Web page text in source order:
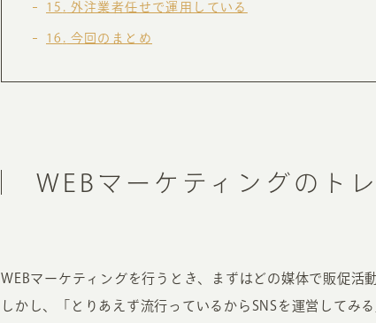
15 外注業者任せで運用している
16 今回のまとめ
WEBマーケティングのト
WEBマーケティングを行うとき、まずはどの媒体で販促活
しかし、「とりあえず流行っているからSNSを運営してみ